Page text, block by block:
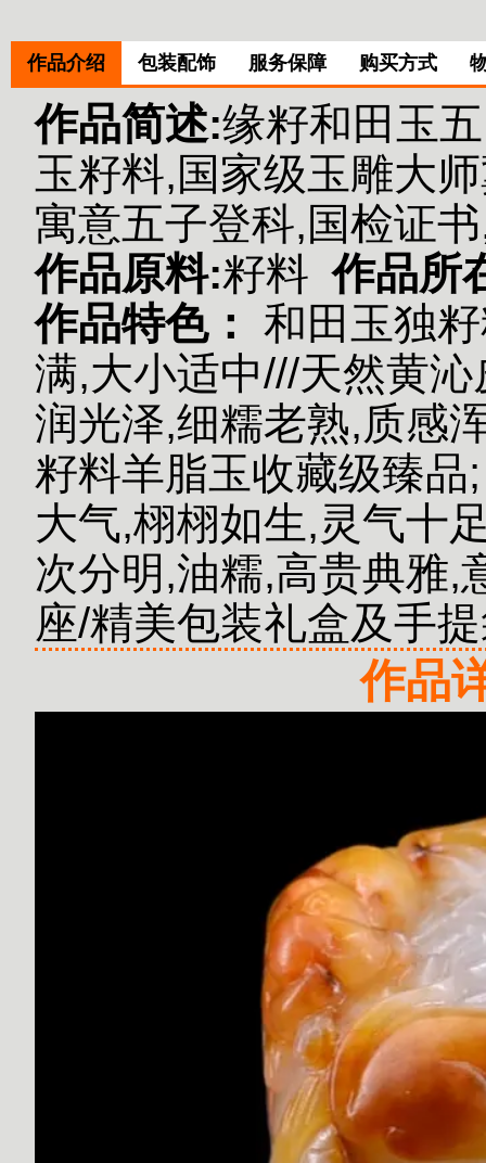
作品介绍 包装配饰 服务保障 购买方式
作品简述:缘籽和田玉
玉籽料,国家级玉雕大
寓意五子登科,国检证
作品原料:籽料 作品所
作品特色：
和田玉独
满,大小适中///天然黄
润光泽,细糯老熟,质感
籽料羊脂玉收藏级臻品;
大气,栩栩如生,灵气十
次分明,油糯,高贵典雅,
座/精美包装礼盒及手
作品